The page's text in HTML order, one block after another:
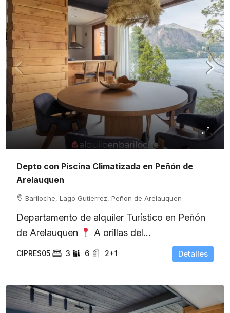
Depto con Piscina Climatizada en Peñón de
Arelauquen
Bariloche, Lago Gutierrez, Peñon de Arelauquen
Departamento de alquiler Turístico en Peñón
de Arelauquen
A orillas del...
CIPRES05 3 6 2+1 Detalles